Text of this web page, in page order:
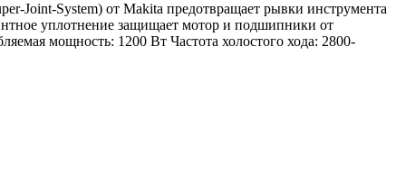
System) от Makita предотвращает рывки инструмента
уплотнение защищает мотор и подшипники от
мощность: 1200 Вт Частота холостого хода: 2800-